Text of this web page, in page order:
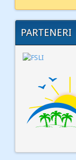
PARTENERI